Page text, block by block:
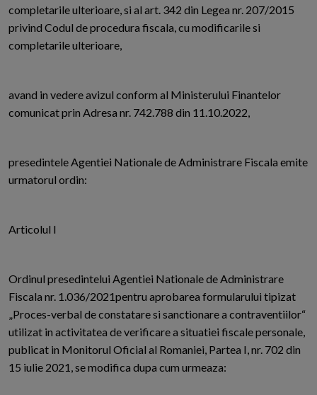
completarile ulterioare, si al art. 342 din Legea nr. 207/2015
privind Codul de procedura fiscala, cu modificarile si
completarile ulterioare,
avand in vedere avizul conform al Ministerului Finantelor
comunicat prin Adresa nr. 742.788 din 11.10.2022,
presedintele Agentiei Nationale de Administrare Fiscala emite
urmatorul ordin:
Articolul I
Ordinul presedintelui Agentiei Nationale de Administrare
Fiscala nr. 1.036/2021pentru aprobarea formularului tipizat
„Proces-verbal de constatare si sanctionare a contraventiilor“
utilizat in activitatea de verificare a situatiei fiscale personale,
publicat in Monitorul Oficial al Romaniei, Partea I, nr. 702 din
15 iulie 2021, se modifica dupa cum urmeaza: